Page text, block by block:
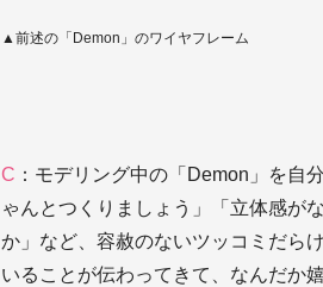
▲前述の「Demon」のワイヤフレーム
C ：モデリング中の「Demon」を自
ゃんとつくりましょう」「立体感が
か」など、容赦のないツッコミだら
いることが伝わってきて、なんだか